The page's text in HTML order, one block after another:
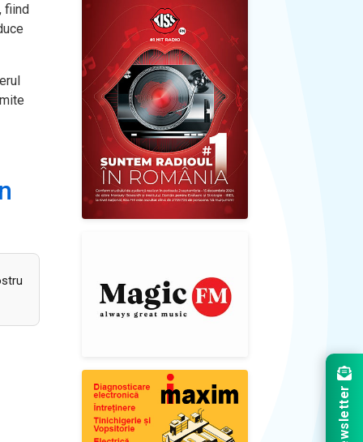
fiind
Newsletter